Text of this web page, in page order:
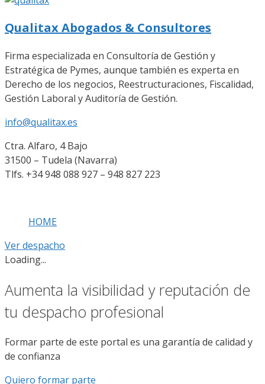
Qualitax Abogados & Consultores
Firma especializada en Consultoría de Gestión y
Estratégica de Pymes, aunque también es experta en
Derecho de los negocios, Reestructuraciones, Fiscalidad,
Gestión Laboral y Auditoría de Gestión.
info@qualitax.es
Ctra. Alfaro, 4 Bajo
31500 – Tudela (Navarra)
Tlfs. +34 948 088 927 – 948 827 223
HOME
Ver despacho
Loading...
Aumenta la visibilidad y reputación de
tu despacho profesional
Formar parte de este portal es una garantía de calidad y
de confianza
Quiero formar parte